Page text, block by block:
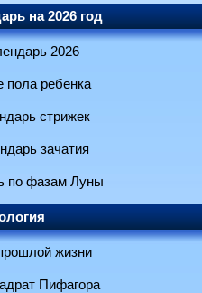
на 2026 год
2026
пола ребенка
стрижек
зачатия
по фазам Луны
жизни
Пифагора